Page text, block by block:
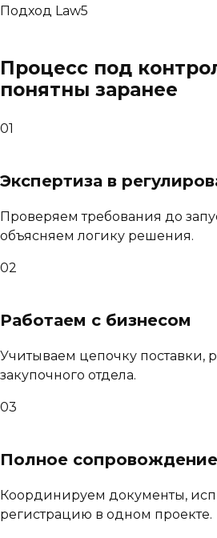
Подход Law5
Процесс под
понятны заранее
01
Экспертиза в
Проверяем требования до
объясняем логику решения.
02
Работаем с бизнесом
Учитываем цепочку поставки,
закупочного отдела.
03
Полное сопровождение
Координируем документы,
регистрацию в одном проекте.